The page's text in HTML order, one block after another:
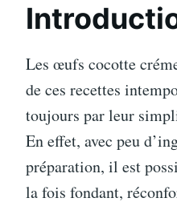
Les œufs cocotte
de ces recettes
toujours par leur
En effet, avec peu
préparation, il est
la fois fondant,